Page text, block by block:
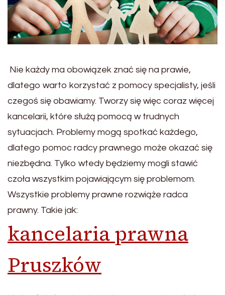
Nie każdy ma obowiązek znać się na prawie,
dlatego warto korzystać z pomocy specjalisty, jeśli
czegoś się obawiamy. Tworzy się więc coraz więcej
kancelarii, które służą pomocą w trudnych
sytuacjach. Problemy mogą spotkać każdego,
dlatego pomoc radcy prawnego może okazać się
niezbędna. Tylko wtedy będziemy mogli stawić
czoła wszystkim pojawiającym się problemom.
Wszystkie problemy prawne rozwiąże radca
prawny. Takie jak:
kancelaria prawna
Pruszków